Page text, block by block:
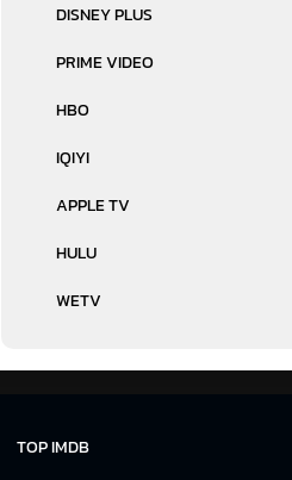
DISNEY PLUS
PRIME VIDEO
HBO
IQIYI
APPLE TV
HULU
WETV
TOP IMDB